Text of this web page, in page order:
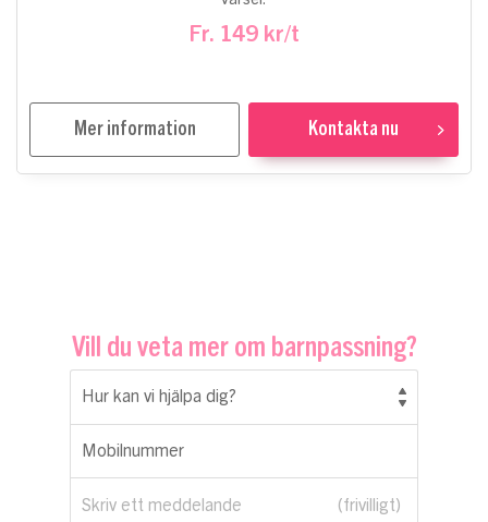
Fr. 149 kr/t
Kontakta nu
Mer information
Vill du veta mer om barnpassning?
Hur kan vi hjälpa dig?
Mobilnummer
Skriv ett meddelande